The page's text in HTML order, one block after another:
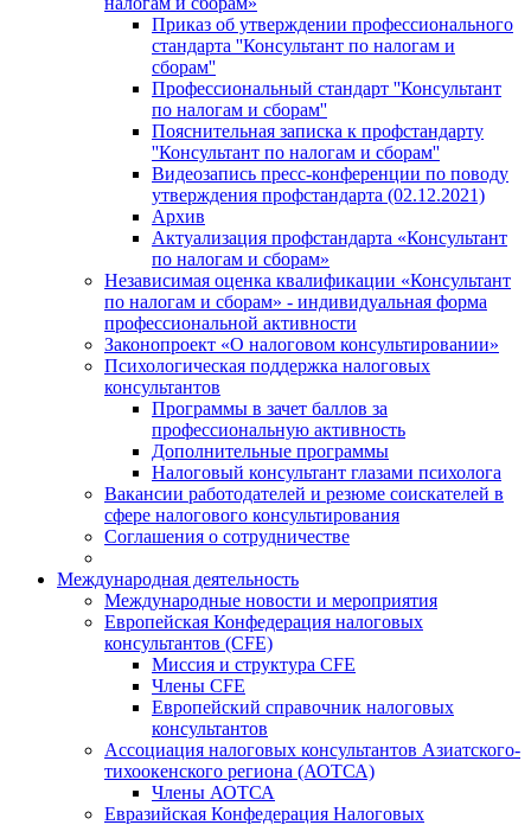
Приказ об утверждении профессионального
стандарта ''Консультант по налогам и
сборам''
Профессиональный стандарт ''Консультант
по налогам и сборам''
Пояснительная записка к профстандарту
''Консультант по налогам и сборам''
Видеозапись пресс-конференции по поводу
утверждения профстандарта (02.12.2021)
Архив
Актуализация профстандарта «Консультант
по налогам и сборам»
Независимая оценка квалификации «Консультант
по налогам и сборам» - индивидуальная форма
профессиональной активности
Законопроект «О налоговом консультировании»
Психологическая поддержка налоговых
консультантов
Программы в зачет баллов за
профессиональную активность
Дополнительные программы
Налоговый консультант глазами психолога
Вакансии работодателей и резюме соискателей в
сфере налогового консультирования
Соглашения о сотрудничестве
Международная деятельность
Международные новости и мероприятия
Европейская Конфедерация налоговых
консультантов (CFE)
Миссия и структура CFE
Члены CFE
Европейский справочник налоговых
консультантов
Ассоциация налоговых консультантов Азиатского-
тихоокенского региона (АОТСА)
Члены АОТСА
Евразийская Конфедерация Налоговых